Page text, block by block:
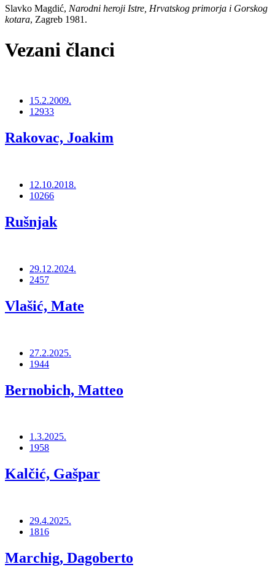
Slavko Magdić, Narodni heroji Istre, Hrvatskog primorja i Gorskog
kotara, Zagreb 1981.
Vezani članci
15.2.2009.
12933
Rakovac, Joakim
12.10.2018.
10266
Rušnjak
29.12.2024.
2457
Vlašić, Mate
27.2.2025.
1944
Bernobich, Matteo
1.3.2025.
1958
Kalčić, Gašpar
29.4.2025.
1816
Marchig, Dagoberto